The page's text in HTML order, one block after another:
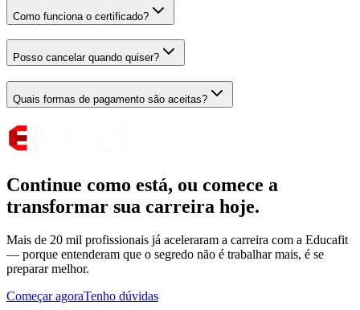
Como funciona o certificado?
Posso cancelar quando quiser?
Quais formas de pagamento são aceitas?
Continue como está, ou comece a
transformar sua carreira hoje.
Mais de 20 mil profissionais já aceleraram a carreira com a Educafit
— porque entenderam que o segredo não é trabalhar mais, é se
preparar melhor.
Começar agoraTenho dúvidas